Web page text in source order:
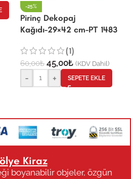
-25%
Pirinç Dekopaj
Kağıdı-29×42 cm-PT 1483
(1)
60,00₺ 45,00₺ (KDV Dahil)
- + SEPETE EKLE
Kiraz
boyanabilir objeler, özgün